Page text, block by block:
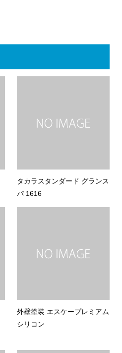
タカラスタンダード グランス
パ 1616
外壁塗装 エスケープレミアム
シリコン